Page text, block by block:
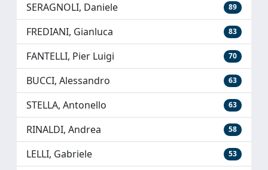
SERAGNOLI, Daniele 89
FREDIANI, Gianluca 83
FANTELLI, Pier Luigi 70
BUCCI, Alessandro 63
STELLA, Antonello 63
RINALDI, Andrea 58
LELLI, Gabriele 53